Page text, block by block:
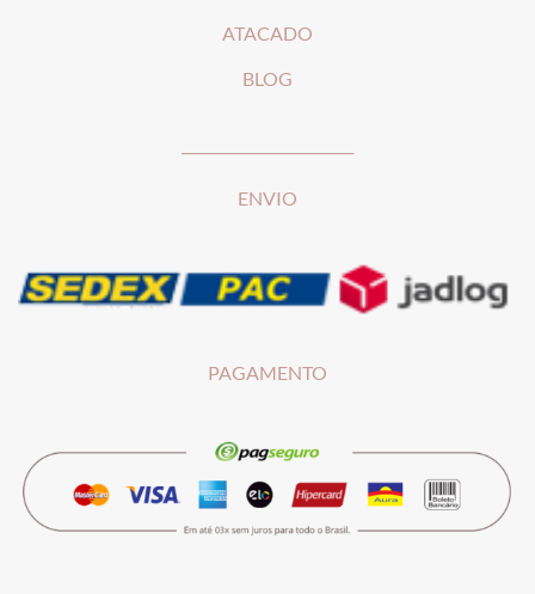
ATACADO
BLOG
ENVIO
PAGAMENTO